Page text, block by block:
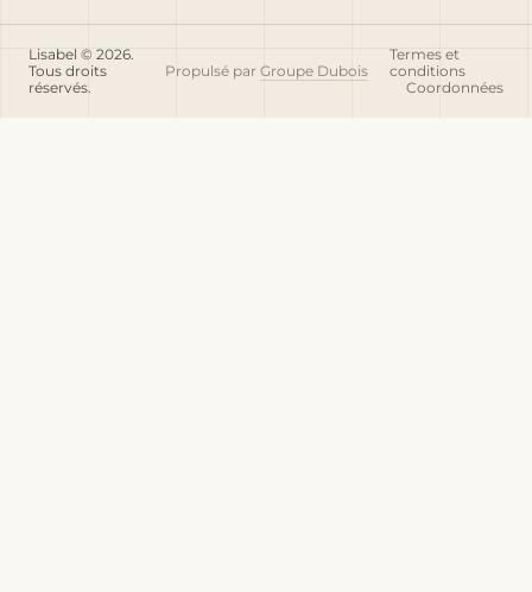
Lisabel © 2026.
Tous droits
réservés.
Propulsé par Groupe Dubois
Termes et
conditions
Coordonnées